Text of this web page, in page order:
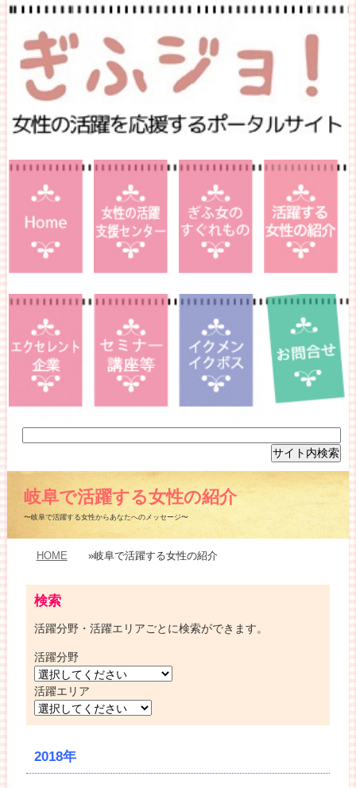
岐阜で活躍する女性の紹介
〜岐阜で活躍する女性からあなたへのメッセージ〜
HOME »岐阜で活躍する女性の紹介
検索
活躍分野・活躍エリアごとに検索ができます。
活躍分野
活躍エリア
2018年